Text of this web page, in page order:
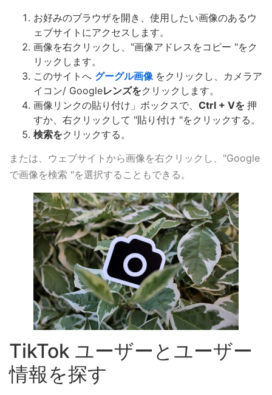
お好みのブラウザを開き、使用したい画像のあるウ
ェブサイトにアクセスします。
画像を右クリックし、"画像アドレスをコピー "をク
リックします。
このサイトへ グーグル画像 をクリックし、カメラア
イコン/ Googleレンズをクリックします。
画像リンクの貼り付け」ボックスで、 Ctrl + Vを 押
すか、右クリックして "貼り付け "をクリックする。
検索をクリックする。
または、ウェブサイトから画像を右クリックし、"Google
で画像を検索 "を選択することもできる。
TikTok ユーザーとユーザー
情報を探す